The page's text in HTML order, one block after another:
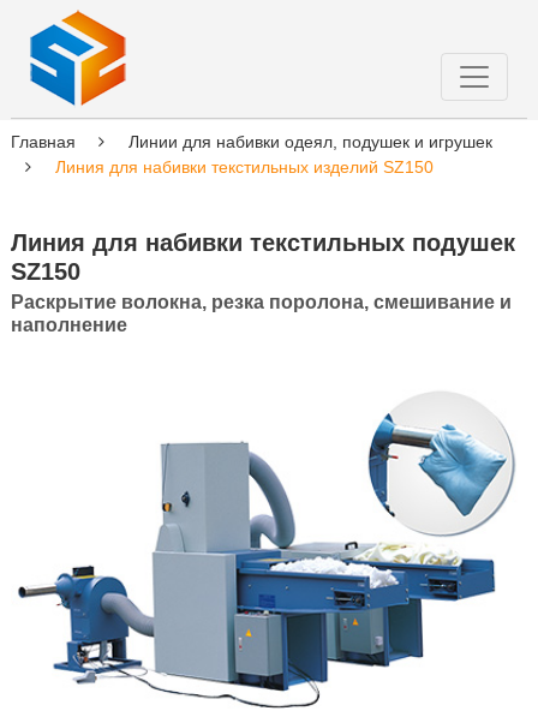
Главная
Линии для набивки одеял, подушек и игрушек
Линия для набивки текстильных изделий SZ150
Линия для набивки текстильных подушек
SZ150
Раскрытие волокна, резка поролона, смешивание и
наполнение